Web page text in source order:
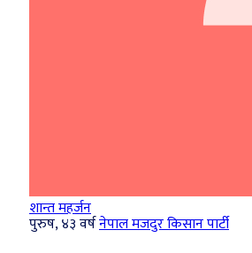
शान्त महर्जन
पुरुष, ४३ वर्षनेपाल मजदुर किसान पार्टी